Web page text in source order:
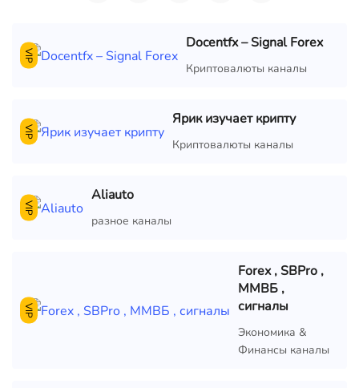
VIP
Docentfx – Signal Forex
Криптовалюты каналы
VIP
Ярик изучает крипту
Криптовалюты каналы
VIP
Aliauto
разное каналы
VIP
Forex , SBPro ,
ММВБ ,
сигналы
Экономика &
Финансы каналы